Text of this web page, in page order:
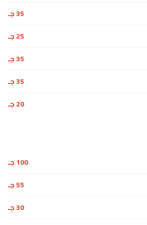
35 جـ
25 جـ
35 جـ
35 جـ
20 جـ
100 جـ
55 جـ
30 جـ